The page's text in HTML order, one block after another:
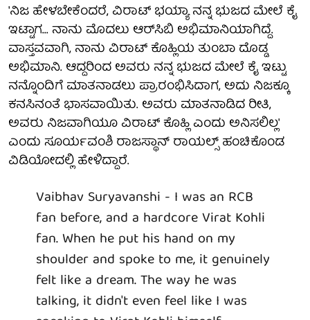
'ನಿಜ ಹೇಳಬೇಕೆಂದರೆ, ವಿರಾಟ್ ಭಯ್ಯಾ ನನ್ನ ಭುಜದ ಮೇಲೆ ಕೈ
ಇಟ್ಟಾಗ... ನಾನು ಮೊದಲು ಆರ್‌ಸಿಬಿ ಅಭಿಮಾನಿಯಾಗಿದ್ದೆ.
ವಾಸ್ತವವಾಗಿ, ನಾನು ವಿರಾಟ್ ಕೊಹ್ಲಿಯ ತುಂಬಾ ದೊಡ್ಡ
ಅಭಿಮಾನಿ. ಆದ್ದರಿಂದ ಅವರು ನನ್ನ ಭುಜದ ಮೇಲೆ ಕೈ ಇಟ್ಟು
ನನ್ನೊಂದಿಗೆ ಮಾತನಾಡಲು ಪ್ರಾರಂಭಿಸಿದಾಗ, ಅದು ನಿಜಕ್ಕೂ
ಕನಸಿನಂತೆ ಭಾಸವಾಯಿತು. ಅವರು ಮಾತನಾಡಿದ ರೀತಿ,
ಅವರು ನಿಜವಾಗಿಯೂ ವಿರಾಟ್ ಕೊಹ್ಲಿ ಎಂದು ಅನಿಸಲಿಲ್ಲ'
ಎಂದು ಸೂರ್ಯವಂಶಿ ರಾಜಸ್ಥಾನ್ ರಾಯಲ್ಸ್ ಹಂಚಿಕೊಂಡ
ವಿಡಿಯೋದಲ್ಲಿ ಹೇಳಿದ್ದಾರೆ.
Vaibhav Suryavanshi - I was an RCB
fan before, and a hardcore Virat Kohli
fan. When he put his hand on my
shoulder and spoke to me, it genuinely
felt like a dream. The way he was
talking, it didn't even feel like I was